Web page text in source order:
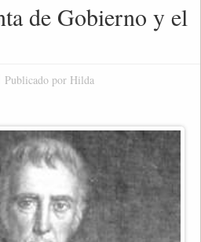
de Gobierno y el
Publicado por Hilda